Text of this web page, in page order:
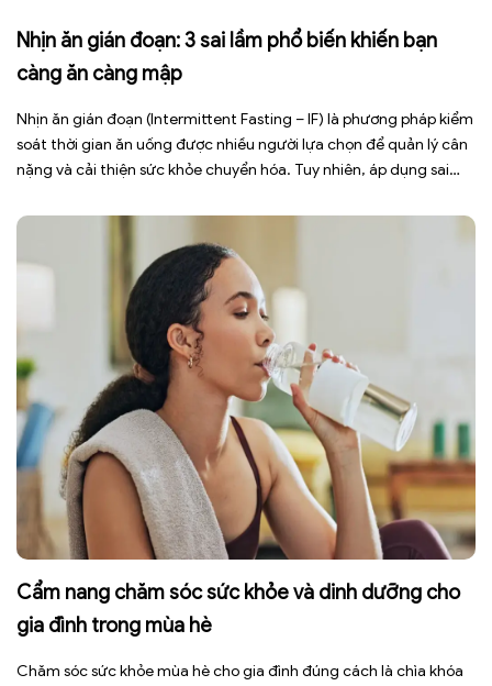
Nhịn ăn gián đoạn: 3 sai lầm phổ biến khiến bạn
càng ăn càng mập
Nhịn ăn gián đoạn (Intermittent Fasting – IF) là phương pháp kiểm
soát thời gian ăn uống được nhiều người lựa chọn để quản lý cân
nặng và cải thiện sức khỏe chuyển hóa. Tuy nhiên, áp dụng sai
sức, mất cơ […]
Cẩm nang chăm sóc sức khỏe và dinh dưỡng cho
gia đình trong mùa hè
Chăm sóc sức khỏe mùa hè cho gia đình đúng cách là chìa khóa